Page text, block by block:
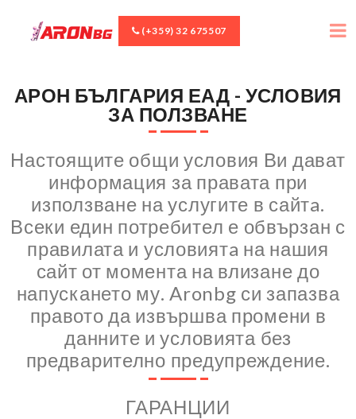
(+359) 32 675507
АРОН БЪЛГАРИЯ ЕАД - УСЛОВИЯ
ЗА ПОЛЗВАНЕ
Настоящите общи условия Ви дават
информация за правата при
използване на услугите в сайтa.
Всеки един потребител е обвързан с
правилата и условиятa на нашия
сайт от момента на влизане до
напускането му. Aronbg си запазва
правото да извършва промени в
данните и условията без
предварително предупреждение.
ГАРАНЦИИ